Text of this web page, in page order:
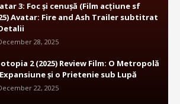
3: Foc și cenușă (Film acțiune sf
Avatar: Fire and Ash Trailer subtitrat
28, 2025
2 (2025) Review Film: O Metropolă
și o Prietenie sub Lupă
22, 2025